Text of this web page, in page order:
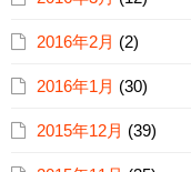
2016年2月 (2)
2016年1月 (30)
2015年12月 (39)